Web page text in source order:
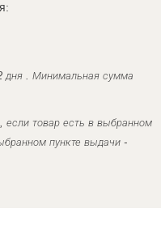
дня . Минимальная сумма
товар есть в выбранном
пункте выдачи -